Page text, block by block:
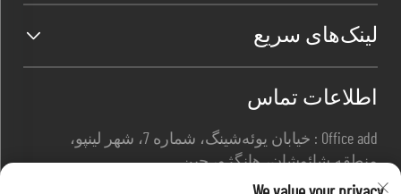
لینک‌های سریع
اطلاعات تماس
Office add : خیابان یوئه‌شینگ، شماره 7، شهر لینپو،
منطقه شائوشان، هانگژو، چین
ایمیل: [email protected]